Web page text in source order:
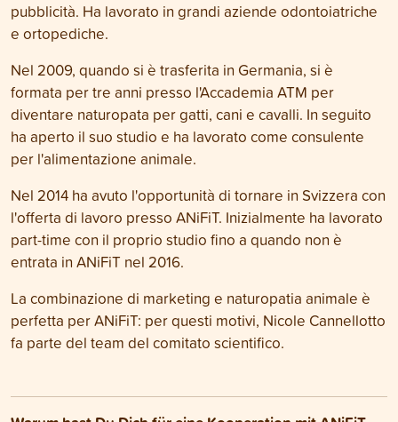
pubblicità. Ha lavorato in grandi aziende odontoiatriche
e ortopediche.
Nel 2009, quando si è trasferita in Germania, si è
formata per tre anni presso l'Accademia ATM per
diventare naturopata per gatti, cani e cavalli. In seguito
ha aperto il suo studio e ha lavorato come consulente
per l'alimentazione animale.
Nel 2014 ha avuto l'opportunità di tornare in Svizzera con
l'offerta di lavoro presso ANiFiT. Inizialmente ha lavorato
part-time con il proprio studio fino a quando non è
entrata in ANiFiT nel 2016.
La combinazione di marketing e naturopatia animale è
perfetta per ANiFiT: per questi motivi, Nicole Cannellotto
fa parte del team del comitato scientifico.